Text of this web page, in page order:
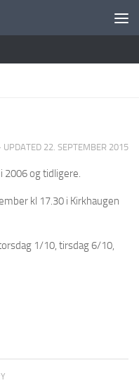
· UPDATED 22. SEPTEMBER 2015
og tidligere.
kl 17.30 i Kirkhaugen
1/10, tirsdag 6/10,